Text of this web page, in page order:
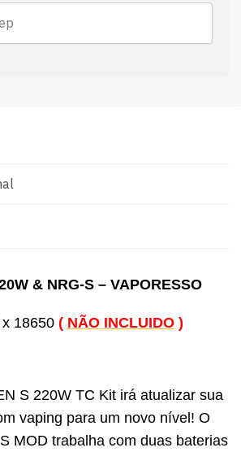
& NRG-S – VAPORESSO
18650 ( NÃO INCLUIDO)
S 220W TC Kit irá atualizar sua
vaping para um novo nível! O
MOD trabalha com duas baterias